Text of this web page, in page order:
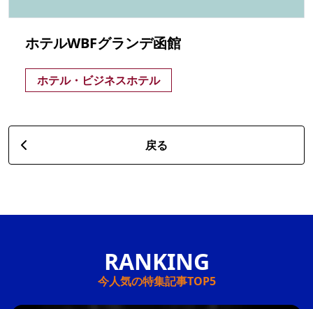
ホテルWBFグランデ函館
ホテル・ビジネスホテル
戻る
今人気の特集記事TOP5